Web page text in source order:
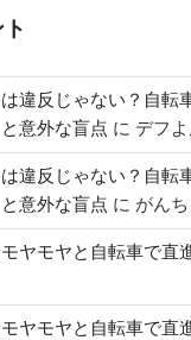
違反じゃない？自転
意外な盲点 に デフ
違反じゃない？自転
意外な盲点 に がん
ヤモヤと自転車で直
ヤモヤと自転車で直